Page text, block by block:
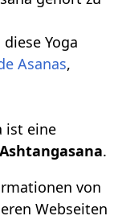
Yoga
Asanas,
ist eine
Ashtangasana.
von
Webseiten